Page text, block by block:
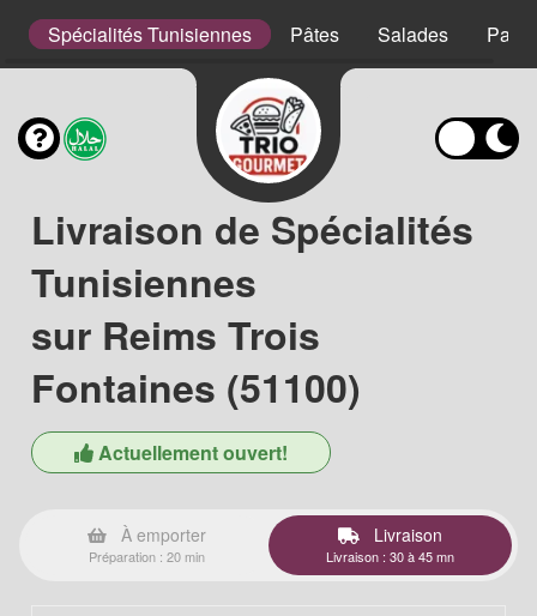
Spécialités Tunisiennes Pâtes Salades
Livraison de Spécialités
Tunisiennes
sur Reims Trois
Fontaines (51100)
Actuellement ouvert!
À emporter
Préparation : 20 min
Livraison
Livraison : 30 à 45 mn